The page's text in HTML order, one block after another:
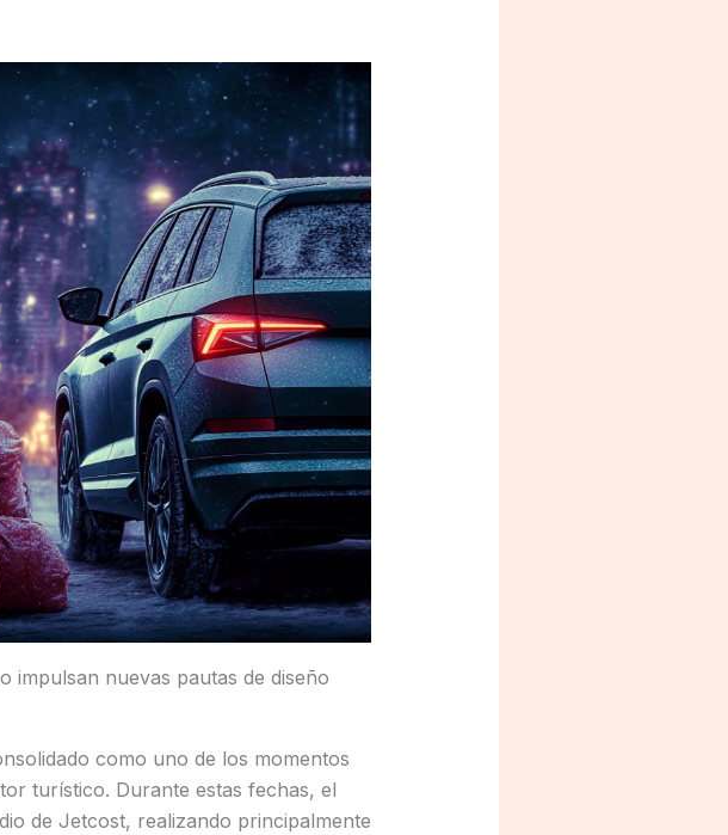
impulsan nuevas pautas de diseño
como uno de los momentos
turístico. Durante estas fechas, el
de Jetcost, realizando principalmente